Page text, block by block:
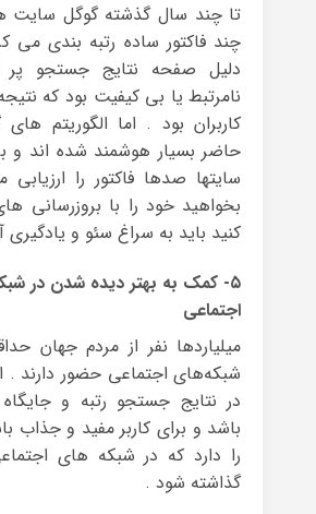
تا چند سال گذشته گوگل سایت
چند فاکتور ساده رتبه بندی می
دلیل صفحه نتایج جستجو پر
نامرتبط یا بی کیفیت بود که
کاربران بود . اما الگوریتم
حاضر بسیار هوشمند شده اند و
سایتها صدها فاکتور را
بخواهید خود را با بروزرسانی
کنید باید به سراغ سئو و یادگیری
۵- کمک به بهتر دیده شدن در
اجتماعی
میلیاردها نفر از مردم جهان
شبکه‌های اجتماعی حضور دارند .
در نتایج جستجو رتبه و
باشد و برای کاربر مفید و جذاب
را دارد که در شبکه های
گذاشته شود .